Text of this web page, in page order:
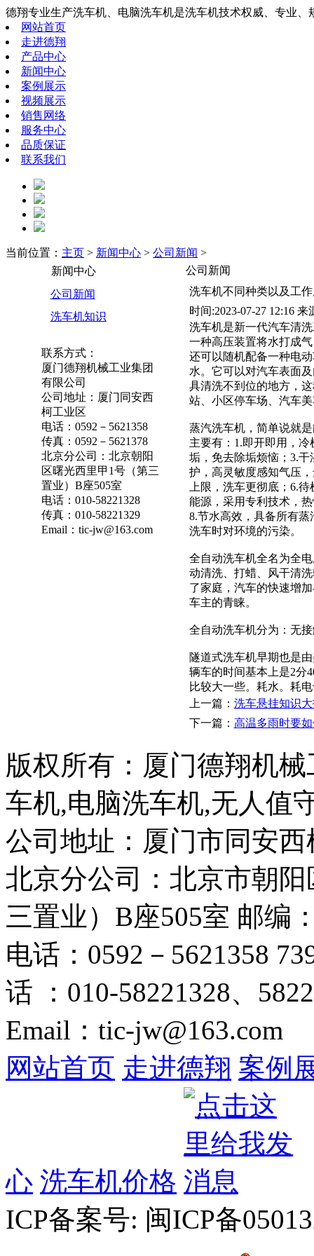
德翔专业生产洗车机、电脑洗车机是洗车机技术权威、专业
网站首页
走进德翔
产品中心
新闻中心
案例展示
视频展示
销售网络
服务中心
品质保证
联系我们
当前位置： 主页 > 新闻中心 > 公司新闻 >
新闻中心
公司新闻
洗车机知识
联系方式：
厦门德翔机械工业集团
有限公司
公司地址：厦门同安西
柯工业区
电话：0592－5621358
传真：0592－5621378
北京分公司：北京朝阳
区曙光西里甲1号（第三
置业）B座505室
电话：010-58221328
传真：010-58221329
Email：tic-jw@163.com
公司新闻
洗车机不同种类以及工
时间:2023-07-27 12:16
洗车机是新一代汽车清
一种高压装置将水打成
还可以随机配备一种电
水。它可以对汽车表面
具清洗不到位的地方，
站、小区停车场、汽车
蒸汽洗车机，简单说就
主要有：1.即开即用，
垢，免去除垢烦恼；3.
护，高灵敏度感知气压
上限，洗车更彻底；6.
能源，采用专利技术，
8.节水高效，具备所有
洗车时对环境的污染。
全自动洗车机全名为全
动清洗、打蜡、风干清
了家庭，汽车的快速增
车主的青睐。
全自动洗车机分为：无
隧道式洗车机早期也是
辆车的时间基本上是2分
比较大一些。耗水。耗
上一篇： 洗车悬挂知识
下一篇： 高温多雨时要
版权所有：厦门德翔机
车机,电脑洗车机,无人值
公司地址：厦门市同安
北京分公司：北京市朝
三置业）B座505室 邮编
电话：0592－5621358
话 ：010-58221328、
Email：tic-jw@163.com
网站首页 走进德翔 案例
心 洗车机价格
ICP备案号: 闽ICP备